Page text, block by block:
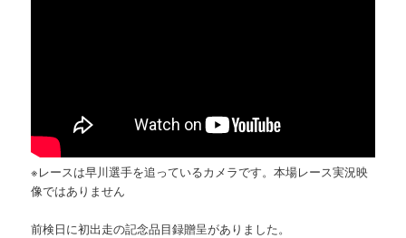
※レースは早川選手を追っているカメラです。本場レース実況映
像ではありません
前検日に初出走の記念品目録贈呈がありました。